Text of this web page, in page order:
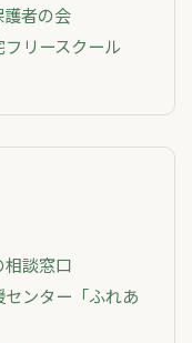
者の会
リースクール
談窓口
ンター「ふれあ